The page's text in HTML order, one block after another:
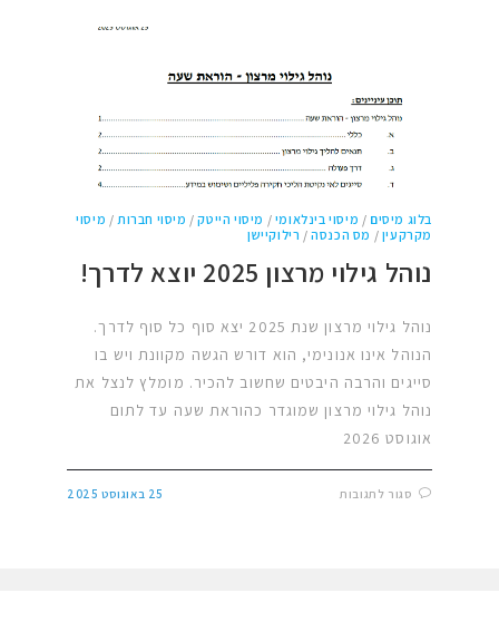
בלוג מיסים / מיסוי בינלאומי / מיסוי הייטק/ מיסוי חברות / מיסוי
מקרקעין / מס הכנסה/ רילוקיישן
נוהל גילוי מרצון 2025 יוצא לדרך!
נוהל גילוי מרצון שנת 2025 יצא סוף כל סוף לדרך.
הנוהל אינו אנונימי, הוא דורש הגשה מקוונת ויש בו
סייגים והרבה היבטים שחשוב להכיר. מומלץ לנצל את
נוהל גילוי מרצון שמוגדר כהוראת שעה עד לתום
אוגוסט 2026
סגור לתגובות 25 באוגוסט 2025